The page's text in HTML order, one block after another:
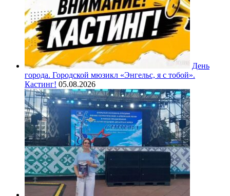
День
города. Городской мюзикл «Энгельс, я с тобой».
Кастинг! 05.08.2026